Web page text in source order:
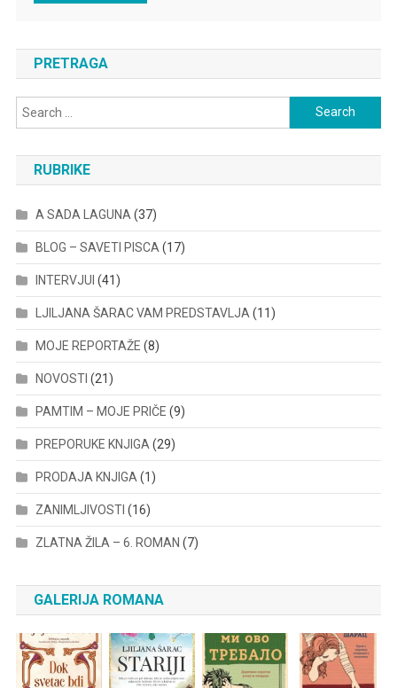
PRETRAGA
Search
for:
RUBRIKE
A SADA LAGUNA (37)
BLOG – SAVETI PISCA (17)
INTERVJUI (41)
LJILJANA ŠARAC VAM PREDSTAVLJA (11)
MOJE REPORTAŽE (8)
NOVOSTI (21)
PAMTIM – MOJE PRIČE (9)
PREPORUKE KNJIGA (29)
PRODAJA KNJIGA (1)
ZANIMLJIVOSTI (16)
ZLATNA ŽILA – 6. ROMAN (7)
GALERIJA ROMANA